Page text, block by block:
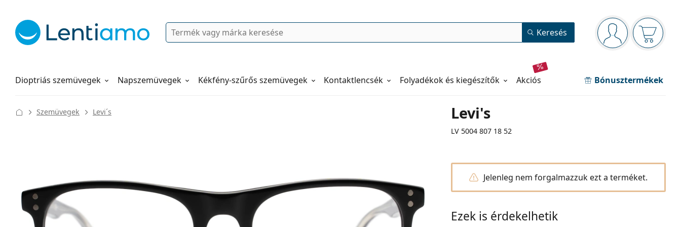
Navigációs panel
Bejelentkezve
Kosara
Keresés Keresés
Kontaktlencsék
Folyadékok
Dioptriás szemüvegek Napszemüvegek Kékfény-szűrős szemüvegek Folyadékok és kiegészítők akciós Bónusztermékek
Hogyan rendeljen
Levi's
LV 5004 807 18 52
Szemüvegek Levi´s
Jelenleg nem forgalmazzuk ezt a terméket.
Ezek is érdekelhetik